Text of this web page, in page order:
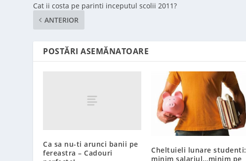
Cat ii costa pe parinti inceputul scolii 2011?
ANTERIOR
POSTĂRI ASEMĂNATOARE
Ca sa nu-ti arunci banii pe
fereastra – Cadouri
Cheltuieli lunare studenti:
minim salariul…minim pe